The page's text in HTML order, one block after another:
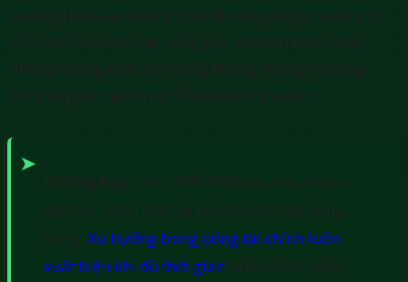
ta cơ hội bán cao. Không phải khi nào chúng ta cũng có
khủng hoảng và bong bóng quy mô toàn thị trường.
Nhưng chúng ta sẽ có những khủng hoảng và bong
bóng quy mô ngành nghề khá thường xuyên.
Trường hợp mọi thứ là bình an, bạn vẫn có
thể đầu tư ổn định và ưu tiên chờ đợi bong
bóng. Xu hướng bong bóng tài chính luôn
xuất hiện khi đủ thời gian. Nếu bỏ đi phần